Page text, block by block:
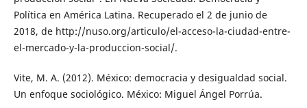
Política en América Latina. Recuperado el 2 de junio de
2018, de http://nuso.org/articulo/el-acceso-la-ciudad-entre-
el-mercado-y-la-produccion-social/.
Vite, M. A. (2012). México: democracia y desigualdad social.
Un enfoque sociológico. México: Miguel Ángel Porrúa.